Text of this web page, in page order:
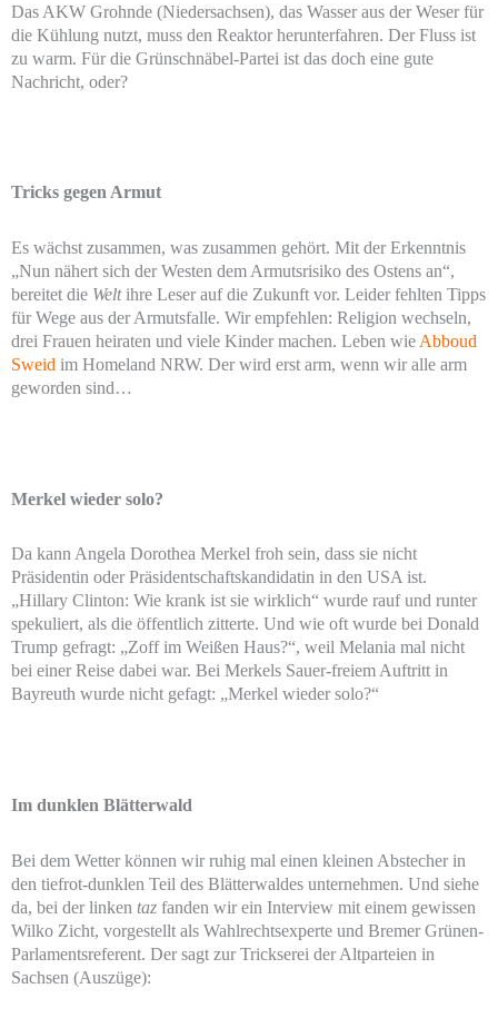
Das AKW Grohnde (Niedersachsen), das Wasser aus der Weser für
die Kühlung nutzt, muss den Reaktor herunterfahren. Der Fluss ist
zu warm. Für die Grünschnäbel-Partei ist das doch eine gute
Nachricht, oder?
Tricks gegen Armut
Es wächst zusammen, was zusammen gehört. Mit der Erkenntnis
„Nun nähert sich der Westen dem Armutsrisiko des Ostens an“,
bereitet die Weltihre Leser auf die Zukunft vor. Leider fehlten Tipps
für Wege aus der Armutsfalle. Wir empfehlen: Religion wechseln,
drei Frauen heiraten und viele Kinder machen. Leben wieAbboud
Sweid im Homeland NRW. Der wird erst arm, wenn wir alle arm
geworden sind…
Merkel wieder solo?
Da kann Angela Dorothea Merkel froh sein, dass sie nicht
Präsidentin oder Präsidentschaftskandidatin in den USA ist.
„Hillary Clinton: Wie krank ist sie wirklich“ wurde rauf und runter
spekuliert, als die öffentlich zitterte. Und wie oft wurde bei Donald
Trump gefragt: „Zoff im Weißen Haus?“, weil Melania mal nicht
bei einer Reise dabei war. Bei Merkels Sauer-freiem Auftritt in
Bayreuth wurde nicht gefagt: „Merkel wieder solo?“
Im dunklen Blätterwald
Bei dem Wetter können wir ruhig mal einen kleinen Abstecher in
den tiefrot-dunklen Teil des Blätterwaldes unternehmen. Und siehe
da, bei der linken taz fanden wir ein Interview mit einem gewissen
Wilko Zicht, vorgestellt als Wahlrechts­experte und Bremer Grünen-
Parlamentsreferent. Der sagt zur Trickserei der Altparteien in
Sachsen (Auszüge):